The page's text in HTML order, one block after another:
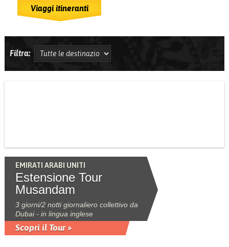
Viaggi itineranti
Filtra:
EMIRATI ARABI UNITI
Estensione Tour
Musandam
3 giorni/2 notti giornaliero collettivo da
Dubai - in lingua inglese
Scopri il Tour »